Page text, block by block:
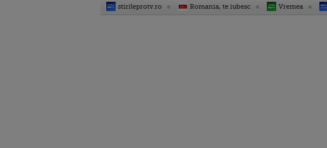
stirileprotv.ro Romania, te iubesc Vremea